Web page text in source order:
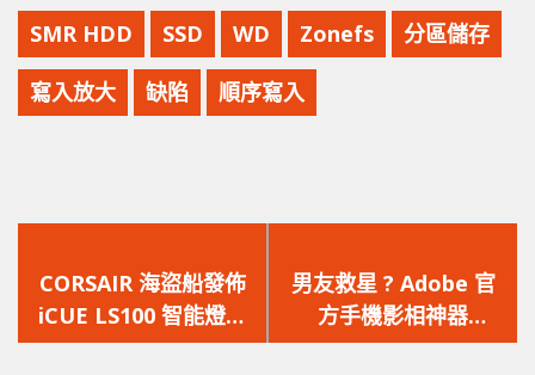
SMR HDD SSD WD Zonefs 分區儲存
寫入放大 缺陷 順序寫入
一
篇
文
CORSAIR 海盜船發佈
iCUE LS100 智能燈條
全新融入式桌面環境燈
一
篇
文
男友救星 ? Adobe 官
方手機影相神器
Photoshop Camera